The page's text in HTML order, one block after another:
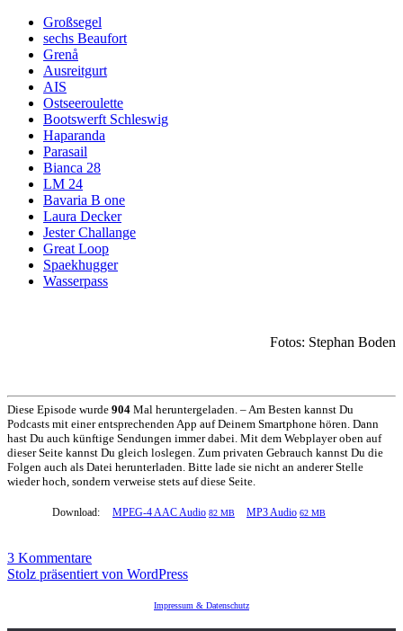
Großsegel
sechs Beaufort
Grenå
Ausreitgurt
AIS
Ostseeroulette
Bootswerft Schleswig
Haparanda
Parasail
Bianca 28
LM 24
Bavaria B one
Laura Decker
Jester Challange
Great Loop
Spaekhugger
Wasserpass
Fotos: Stephan Boden
Diese Episode wurde 904 Mal heruntergeladen. – Am Besten kannst Du
Podcasts mit einer entsprechenden App auf Deinem Smartphone hören. Dann
hast Du auch künftige Sendungen immer dabei. Mit dem Webplayer oben auf
dieser Seite kannst Du gleich loslegen. Zum privaten Gebrauch kannst Du die
Folgen auch als Datei herunterladen. Bitte lade sie nicht an anderer Stelle
wieder hoch, sondern verweise stets auf diese Seite.
Download: MPEG-4 AAC Audio 82 MB MP3 Audio 62 MB
3 Kommentarezu
SRDE005
Stolz präsentiert von WordPress
Impressum & Datenschutz